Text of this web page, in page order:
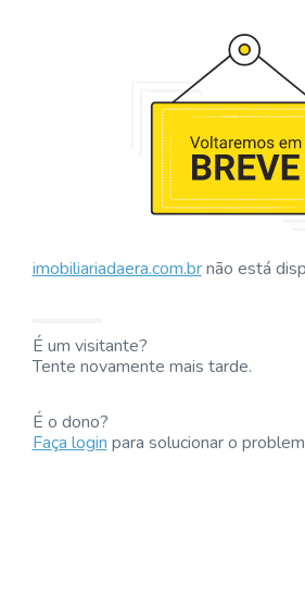
imobiliariadaera.com.brnão está
É um visitante?
Tente novamente mais tarde.
É o dono?
Faça loginpara solucionar o